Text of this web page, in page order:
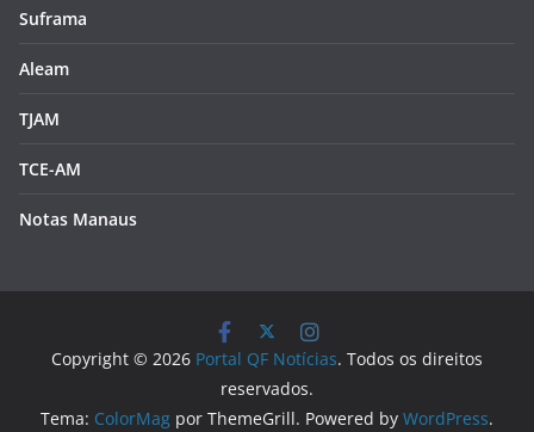
Suframa
Aleam
TJAM
TCE-AM
Notas Manaus
Copyright © 2026 Portal QF Notícias. Todos os direitos
reservados.
Tema: ColorMag por ThemeGrill. Powered by WordPress.